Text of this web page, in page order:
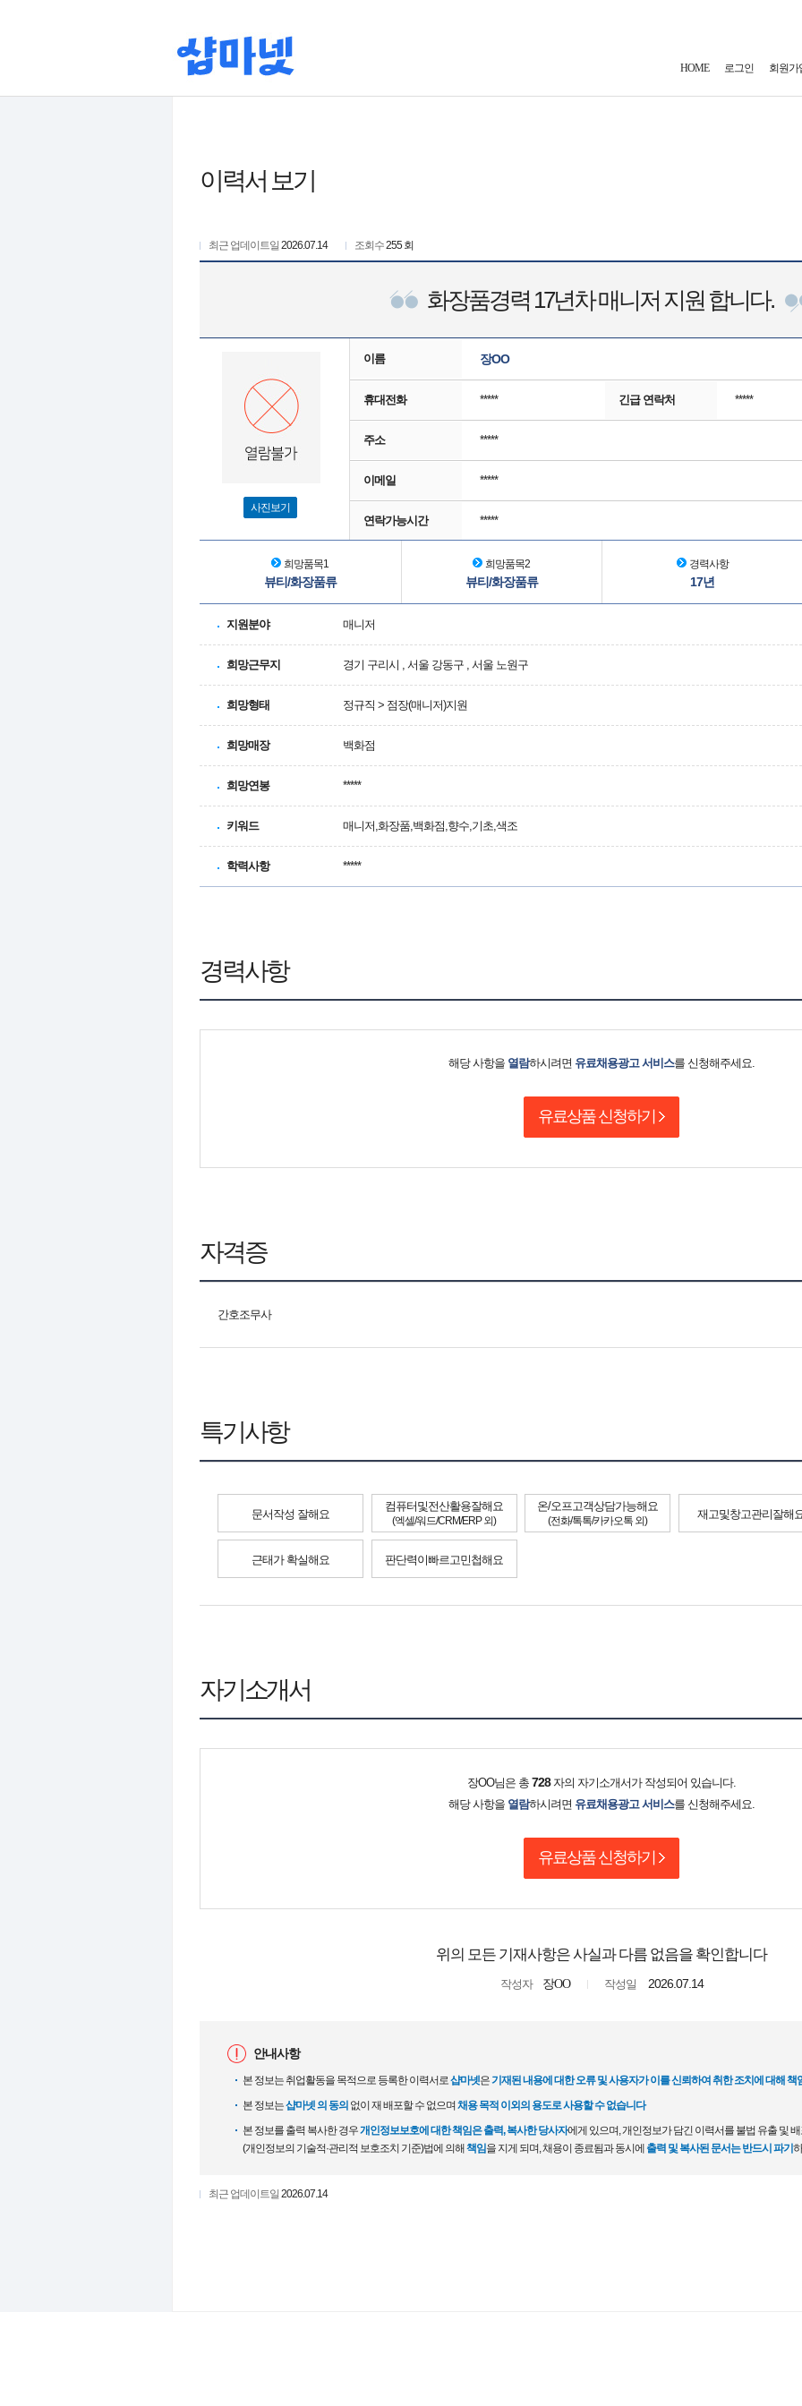
HOME 로그인 회원가
이력서 보기
최근 업데이트일 2026.07.14 조회수255 회
화장품경력 17년차 매니저 지원 합니다.
사진보기
이름 장OO
휴대전화 ***** 긴급 연락처 *****
주소 *****
이메일 *****
연락가능시간 *****
희망품목1
뷰티/화장품류
희망품목2
뷰티/화장품류
경력사항
17년
지원분야 매니저
희망근무지 경기 구리시 , 서울 강동구 , 서울 노원구
희망형태 정규직 > 점장(매니저)지원
희망매장 백화점
희망연봉 *****
키워드 매니저,화장품,백화점,향수,기초,색조
학력사항 *****
경력사항
해당 사항을 열람하시려면 유료채용광고 서비스를 신청해주세요.
유료상품 신청하기
자격증
간호조무사
특기사항
문서작성 잘해요
컴퓨터및전산활용잘해요
(엑셀/워드/CRM/ERP 외)
온/오프고객상담가능해요
(전화/톡톡/카카오톡 외) 재고및창고관리잘해
근태가 확실해요 판단력이빠르고민첩해요
자기소개서
장OO님은 총 728자의 자기소개서가 작성되어 있습니다.
해당 사항을 열람하시려면 유료채용광고 서비스를 신청해주세요.
유료상품 신청하기
위의 모든 기재사항은 사실과 다름 없음을 확인합니다
작성자 장OO 작성일 2026.07.14
안내사항
본 정보는 취업활동을 목적으로 등록한 이력서로 샵마넷은기재된 내용에 대한 오류 및 사용자가 이를 신뢰하여 취한 조치에 대해 책
본 정보는샵마넷 의 동의 없이 재 배포할 수 없으며채용 목적 이외의 용도로 사용할 수 없습니다
본 정보를 출력 복사한 경우개인정보보호에 대한 책임은 출력, 복사한 당사자에게 있으며, 개인정보가 담긴 이력서를 불법 유출 및
(개인정보의 기술적·관리적 보호조치 기준)법에 의해책임을 지게 되며, 채용이 종료됨과 동시에 출력 및 복사된 문서는 반드시 파기
최근 업데이트일 2026.07.14